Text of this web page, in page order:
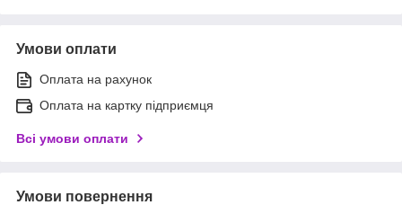
Умови оплати
Оплата на рахунок
Оплата на картку підприємця
Всі умови оплати
Умови повернення